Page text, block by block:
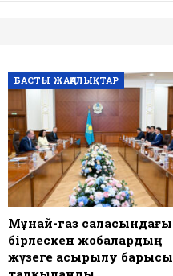
БАСТЫ ЖАҢАЛЫҚТАР
Мұнай-газ саласындағы
бірлескен жобалардың
жүзеге асырылу барысы